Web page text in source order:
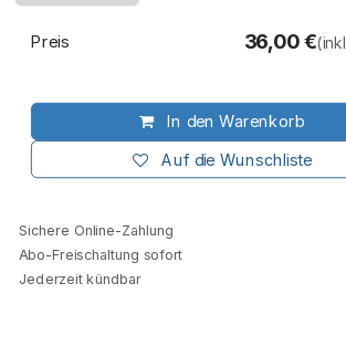
In den Warenkorb
Auf die Wunschliste
Preis 36,00€
Sichere Online-Zahlung
Abo-Freischaltung sofort
Jederzeit kündbar